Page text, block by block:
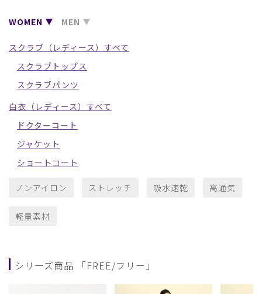
WOMEN MEN
スクラブ（レディース）すべて
スクラブトップス
スクラブパンツ
白衣（レディース）すべて
ドクターコート
ジャケット
ショートコート
ノンアイロン ストレッチ 吸水速乾 高通気
軽量素材
シリーズ商品 「FREE/フリー」